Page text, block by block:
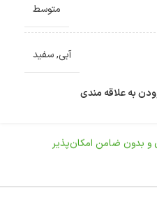
متوسط
آبی,سفید
به علاقه مندی
انتخاب پرداخت در محل
ارائه می‌شود.